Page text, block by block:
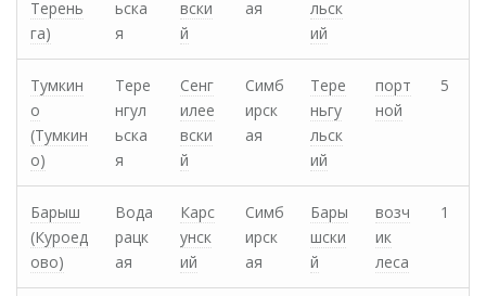
Терень
га)
ьска
я
вски
й
ая
льск
ий
Тумкин
о
(Тумкин
о)
Тере
нгул
ьска
я
Сенг
илее
вски
й
Симб
ирск
ая
Тере
ньгу
льск
ий
порт
ной
5
Барыш
(Куроед
ово)
Вода
рацк
ая
Карс
унск
ий
Симб
ирск
ая
Бары
шски
й
возч
ик
леса
1